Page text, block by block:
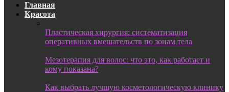
Главная
Красота
Пластическая хирургия: систематизация
оперативных вмешательств по зонам тела
Мезотерапия для волос: что это, как работает и
кому показана?
Как выбрать лучшую косметологическую клинику